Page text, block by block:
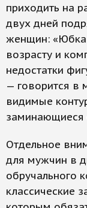
приходить на
двух дней
женщин: «Юбка
возрасту и
недостатки
— говорится в
видимые
заминающиеся
Отдельное
для мужчин в
обручального
классические